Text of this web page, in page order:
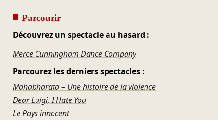
Parcourir
Découvrez un spectacle au hasard :
Merce Cunningham Dance Company
Parcourez les derniers spectacles :
Mahabharata – Une histoire de la violence
Dear Luigi, I Hate You
Le Pays innocent